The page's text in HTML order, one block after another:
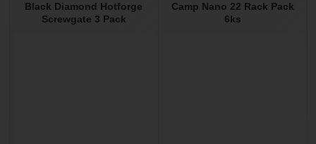
Black Diamond Hotforge
Screwgate 3 Pack
Camp Nano 22 Rack Pack
6ks